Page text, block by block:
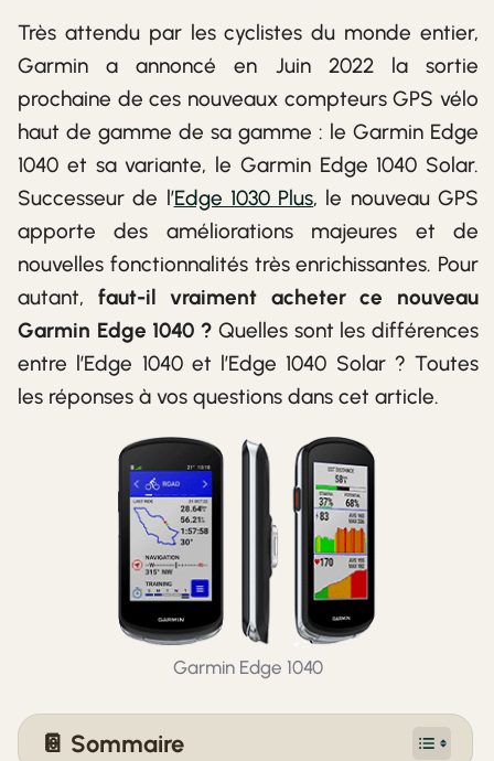
Très attendu par les cyclistes du monde entier,
Garmin a annoncé en Juin 2022 la sortie
prochaine de ces nouveaux compteurs GPS vélo
haut de gamme de sa gamme : le Garmin Edge
1040 et sa variante, le Garmin Edge 1040 Solar.
Successeur de l’Edge 1030 Plus, le nouveau GPS
apporte des améliorations majeures et de
nouvelles fonctionnalités très enrichissantes. Pour
autant, faut-il vraiment acheter ce nouveau
Garmin Edge 1040 ? Quelles sont les différences
entre l’Edge 1040 et l’Edge 1040 Solar ? Toutes
les réponses à vos questions dans cet article.
Garmin Edge 1040
📔 Sommaire